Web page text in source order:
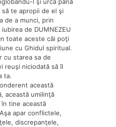
l şi urcă până
te apropii de el şi
de a munci, prin
de DUMNEZEU
toate aceste căi poţi
cu Ghidul spiritual.
cu starea sa de
reuşi niciodată să îl
ta.
această
această umilinţă
tine această
apar conflictele,
discrepanţele,